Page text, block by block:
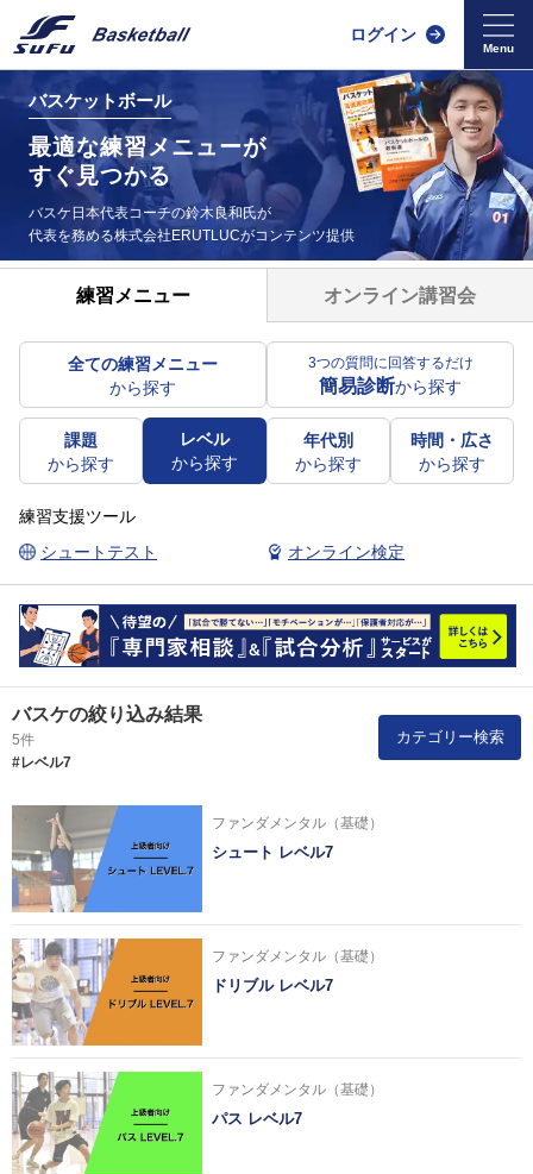
ログイン
バスケットボール
最適な練習メニューが
すぐ見つかる
バスケ日本代表コーチの鈴木良和氏が
代表を務める株式会社ERUTLUCがコンテンツ提供
練習メニュー オンライン講習会
全ての練習メニュー
から探す
3つの質問に回答するだけ
簡易診断から探す
課題
から探す
レベル
から探す
年代別
から探す
時間・広さ
から探す
練習支援ツール
シュートテスト
オンライン検定
バスケの絞り込み結果
5件
#レベル7
カテゴリー検索
ファンダメンタル（基礎）
シュート レベル7
ファンダメンタル（基礎）
ドリブル レベル7
ファンダメンタル（基礎）
パス レベル7